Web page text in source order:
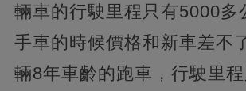
輛車的行駛里程只有5000多
手車的時候價格和新車差不
輛8年車齡的跑車，行駛里